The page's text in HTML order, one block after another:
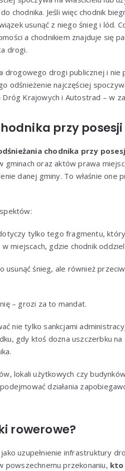
chodnika. Jeśli więc chodnik
usunąć z niego śnieg i lód.
a chodnikiem znajduje się
drogi.
drogowego drogi publicznej i
odśnieżenie najczęściej
Krajowych i Autostrad – w
przy
chodnika przy
oraz aktów prawa
danej gminy. To właśnie one
tylko tego fragmentu,
miejscach, gdzie chodnik
usunąć śnieg, ale również
– grozi za to mandat.
nie tylko sankcjami
gdy ktoś dozna uszczerbku
lokali użytkowych czy
działania
rowerowe?
uzupełnienie infrastruktury
powszechnemu przekonaniu, kto